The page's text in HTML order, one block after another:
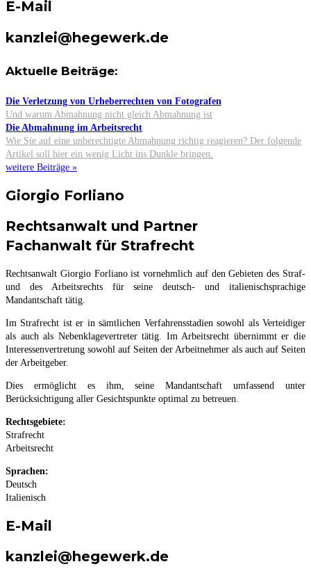
E-Mail
kanzlei@hegewerk.de
Aktuelle Beiträge:
Die Verletzung von Urheberrechten von Fotografen
Und warum Abmahnung nicht gleich Abmahnung ist
Die Abmahnung im Arbeitsrecht
Wie Sie auf eine unberechtigte Abmahnung richtig reagieren? Der folgende
Artikel soll hier ein wenig Licht ins Dunkle bringen.
weitere Beiträge »
Giorgio Forliano
Rechtsanwalt und Partner
Fachanwalt für Strafrecht
Rechtsanwalt Giorgio Forliano ist vornehmlich auf den Gebieten des Straf-
und des Arbeitsrechts für seine deutsch- und italienischsprachige
Mandantschaft tätig.
Im Strafrecht ist er in sämtlichen Verfahrensstadien sowohl als Verteidiger
als auch als Nebenklagevertreter tätig. Im Arbeitsrecht übernimmt er die
Interessenvertretung sowohl auf Seiten der Arbeitnehmer als auch auf Seiten
der Arbeitgeber.
Dies ermöglicht es ihm, seine Mandantschaft umfassend unter
Berücksichtigung aller Gesichtspunkte optimal zu betreuen.
Rechtsgebiete:
Strafrecht
Arbeitsrecht
Sprachen:
Deutsch
Italienisch
E-Mail
kanzlei@hegewerk.de